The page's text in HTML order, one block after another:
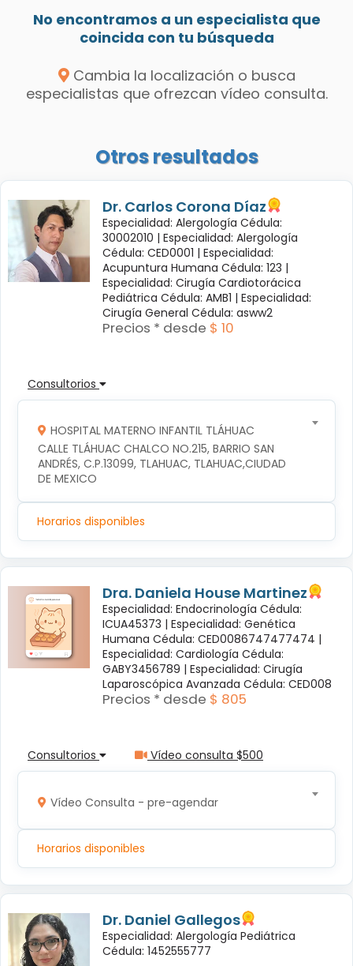
No encontramos a un especialista que
coincida con tu búsqueda
Cambia la localización o busca
especialistas que ofrezcan vídeo consulta.
Otros resultados
Dr. Carlos Corona Díaz
Especialidad: Alergología Cédula:
30002010 | Especialidad: Alergología
Cédula: CED0001 | Especialidad:
Acupuntura Humana Cédula: 123 |
Especialidad: Cirugía Cardiotorácica
Pediátrica Cédula: AMB1 | Especialidad:
Cirugía General Cédula: asww2
Precios * desde $ 10
Consultorios
HOSPITAL MATERNO INFANTIL TLÁHUAC
CALLE TLÁHUAC CHALCO NO.215, BARRIO SAN
ANDRÉS, C.P.13099, TLAHUAC, TLAHUAC,CIUDAD
DE MEXICO
Horarios disponibles
Dra. Daniela House Martinez
Especialidad: Endocrinología Cédula:
ICUA45373 | Especialidad: Genética
Humana Cédula: CED0086747477474 |
Especialidad: Cardiología Cédula:
GABY3456789 | Especialidad: Cirugía
Laparoscópica Avanzada Cédula: CED008
Precios * desde $ 805
Consultorios Vídeo consulta $500
Vídeo Consulta - pre-agendar
Horarios disponibles
Dr. Daniel Gallegos
Especialidad: Alergología Pediátrica
Cédula: 1452555777